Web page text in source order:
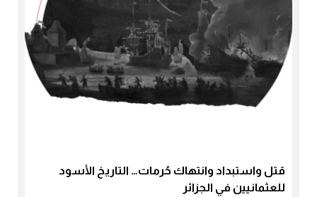
قتل واستبداد وانتهاك حُرمات… التاريخ الأسود
للعثمانيين في الجزائر